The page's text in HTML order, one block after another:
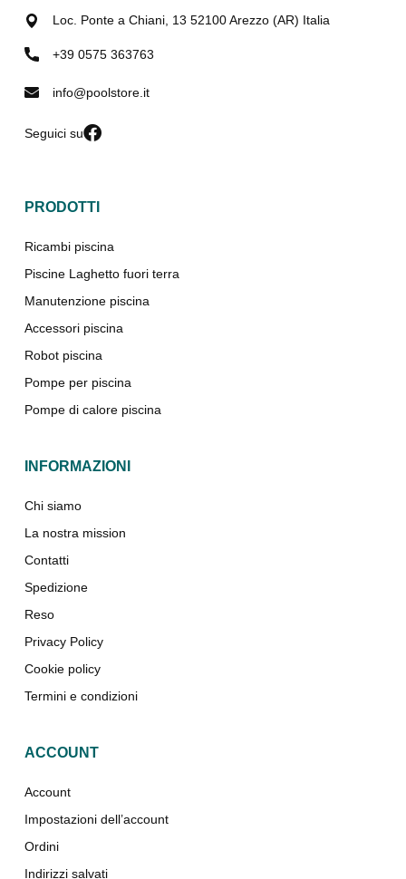
Loc. Ponte a Chiani, 13 52100 Arezzo (AR) Italia
+39 0575 363763
info@poolstore.it
Seguici su
PRODOTTI
Ricambi piscina
Piscine Laghetto fuori terra
Manutenzione piscina
Accessori piscina
Robot piscina
Pompe per piscina
Pompe di calore piscina
INFORMAZIONI
Chi siamo
La nostra mission
Contatti
Spedizione
Reso
Privacy Policy
Cookie policy
Termini e condizioni
ACCOUNT
Account
Impostazioni dell’account
Ordini
Indirizzi salvati